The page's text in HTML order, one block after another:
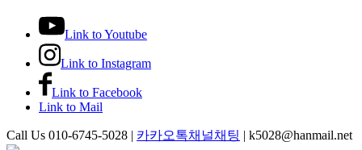
Link to Youtube
Link to Instagram
Link to Facebook
Link to Mail
Call Us 010-6745-5028 | 카카오톡채널채팅 | k5028@hanmail.net